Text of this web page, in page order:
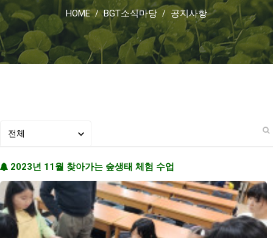
HOME / BGT소식마당 / 공지사항
2023년 11월 찾아가는 숲생태 체험 수업